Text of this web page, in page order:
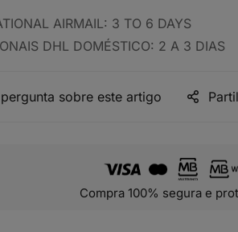
AIRMAIL: 3 TO 6 DAYS
DHL DOMÉSTICO: 2 A 3 DIAS
sobre este artigo
Compra 100% segura e